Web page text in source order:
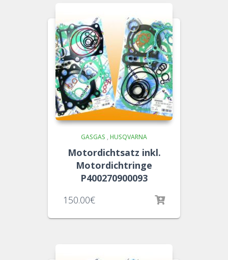
GASGAS , HUSQVARNA
Motordichtsatz inkl.
Motordichtringe
P400270900093
150.00€